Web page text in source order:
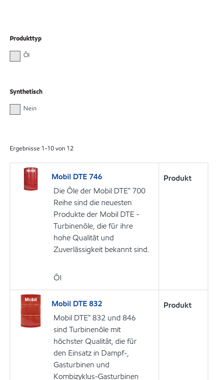
Produkttyp
Öl
Synthetisch
Nein
Ergebnisse 1-10von 12
Mobil DTE 746
Die Öle der Mobil DTE™ 700
Reihe sind die neuesten
Produkte der Mobil DTE -
Turbinenöle, die für ihre
hohe Qualität und
Zuverlässigkeit bekannt sind.
Öl
Produkt
Mobil DTE 832
Mobil DTE™ 832 und 846
sind Turbinenöle mit
höchster Qualität, die für
den Einsatz in Dampf-,
Gasturbinen und
Kombizyklus-Gasturbinen
Produkt